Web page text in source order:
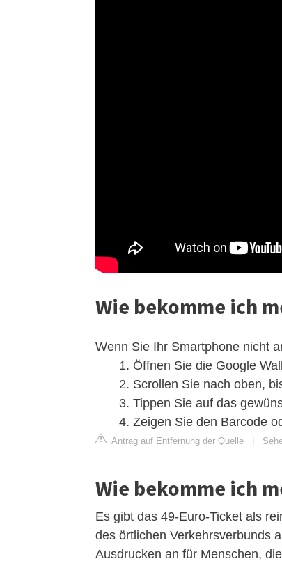
Wie bekomme ich
Wenn Sie Ihr Smartphone nicht
Öffnen Sie die Google
Scrollen Sie nach oben,
Tippen Sie auf das
Zeigen Sie den Barcode
Antrag auf Entfernung der Quelle |
Wie bekomme ich
Es gibt das 49-Euro-Ticket als
des örtlichen Verkehrsverbunds
Ausdrucken an für Menschen,